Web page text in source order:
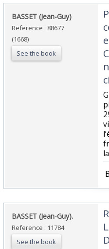
‎BASSET (Jean-Guy)‎
Reference : 88677
(1668)
See the book
‎BASSET (Jean-Guy).‎
Reference : 11784
See the book